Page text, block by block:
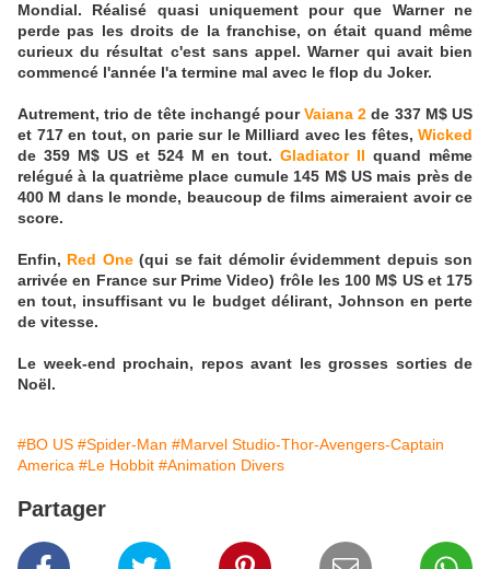
Mondial. Réalisé quasi uniquement pour que Warner ne
perde pas les droits de la franchise, on était quand même
curieux du résultat c'est sans appel. Warner qui avait bien
commencé l'année l'a termine mal avec le flop du Joker.
Autrement, trio de tête inchangé pourVaiana 2de 337 M$ US
et 717 en tout, on parie sur le Milliard avec les fêtes, Wicked
de 359 M$ US et 524 M en tout.Gladiator II quand même
relégué à la quatrième place cumule 145 M$ US mais près de
400 M dans le monde, beaucoup de films aimeraient avoir ce
score.
Enfin, Red One(qui se fait démolir évidemment depuis son
arrivée en France sur Prime Video) frôle les 100 M$ US et 175
en tout, insuffisant vu le budget délirant, Johnson en perte
de vitesse.
Le week-end prochain, repos avant les grosses sorties de
Noël.
#BO US #Spider-Man #Marvel Studio-Thor-Avengers-Captain
America #Le Hobbit #Animation Divers
Partager